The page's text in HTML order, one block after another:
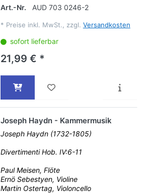
Art.-Nr.
AUD 703 0246-2
* Preise inkl. MwSt., zzgl. Versandkosten
sofort lieferbar
21,99 € *
Joseph Haydn - Kammermusik
Joseph Haydn (1732-1805)
Divertimenti Hob. IV:6-11
Paul Meisen, Flöte
Ernö Sebestyen, Violine
Martin Ostertag, Violoncello